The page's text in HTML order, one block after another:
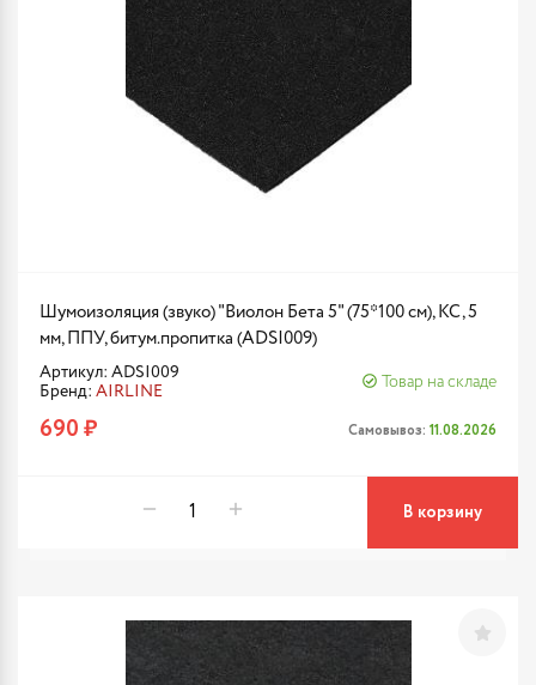
Шумоизоляция (звуко) "Виолон Бета 5" (75*100 см), КС, 5
мм, ППУ, битум.пропитка (ADSI009)
Артикул: ADSI009
Бренд: AIRLINE
Товар на складе
690 ₽ Самовывоз: 11.08.2026
В корзину